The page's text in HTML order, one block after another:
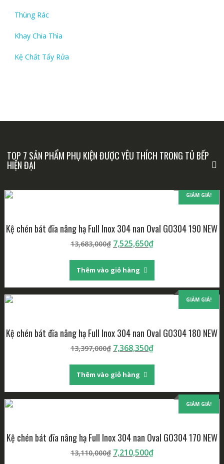
Thùng Rác
Khay Chia Thìa
Kệ Chất Tẩy Rửa
TOP 7 SẢN PHẨM PHỤ KIỆN ĐƯỢC YÊU THÍCH TRONG TỦ BẾP
HIỆN ĐẠI
GIẢM GIÁ!
Kệ chén bát đĩa nâng hạ Full Inox 304 nan Oval GO304 190 NEW
13,683,000₫ 7,525,650₫
Thêm vào giỏ hàng
GIẢM GIÁ!
Kệ chén bát đĩa nâng hạ Full Inox 304 nan Oval GO304 180 NEW
13,397,000₫ 7,368,350₫
Thêm vào giỏ hàng
GIẢM GIÁ!
Kệ chén bát đĩa nâng hạ Full Inox 304 nan Oval GO304 170 NEW
13,110,000₫ 7,210,500₫